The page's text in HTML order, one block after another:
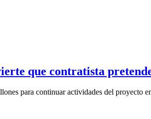
que contratista
para continuar actividades del proyecto